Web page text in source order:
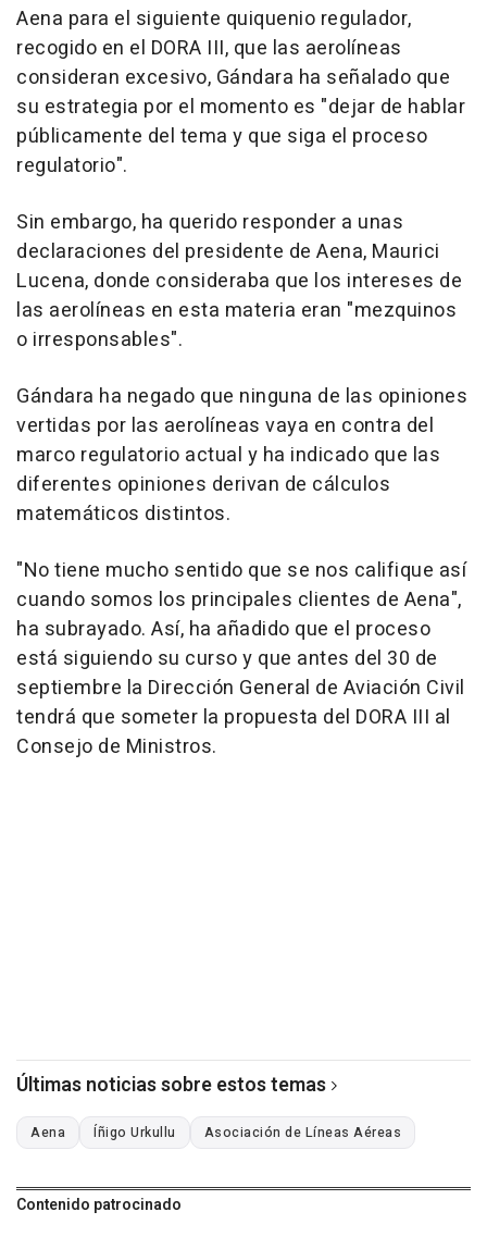
Aena para el siguiente quiquenio regulador,
recogido en el DORA III, que las aerolíneas
consideran excesivo, Gándara ha señalado que
su estrategia por el momento es "dejar de hablar
públicamente del tema y que siga el proceso
regulatorio".
Sin embargo, ha querido responder a unas
declaraciones del presidente de Aena, Maurici
Lucena, donde consideraba que los intereses de
las aerolíneas en esta materia eran "mezquinos
o irresponsables".
Gándara ha negado que ninguna de las opiniones
vertidas por las aerolíneas vaya en contra del
marco regulatorio actual y ha indicado que las
diferentes opiniones derivan de cálculos
matemáticos distintos.
"No tiene mucho sentido que se nos califique así
cuando somos los principales clientes de Aena",
ha subrayado. Así, ha añadido que el proceso
está siguiendo su curso y que antes del 30 de
septiembre la Dirección General de Aviación Civil
tendrá que someter la propuesta del DORA III al
Consejo de Ministros.
Últimas noticias sobre estos temas
Aena Íñigo Urkullu Asociación de Líneas Aéreas
Contenido patrocinado